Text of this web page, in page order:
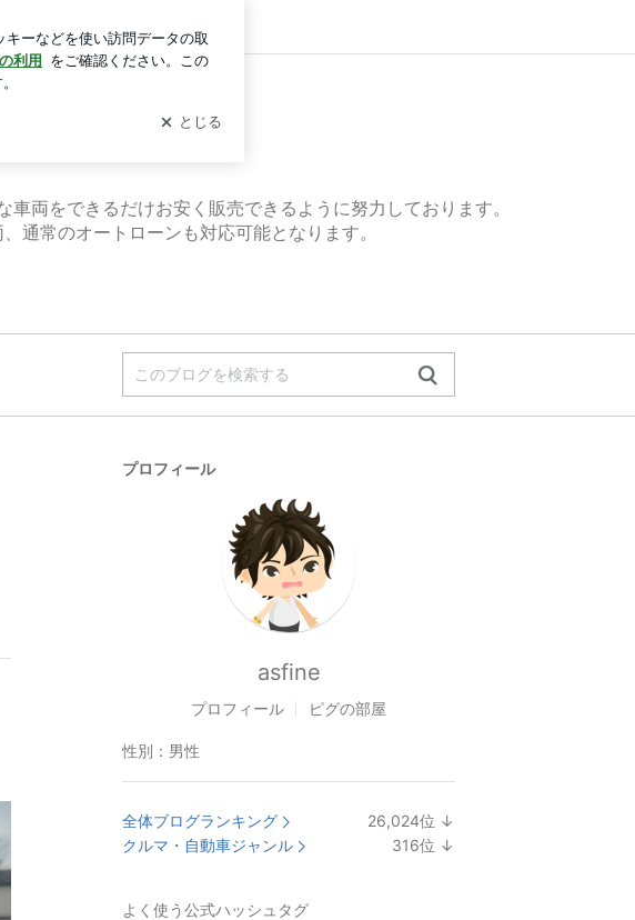
ログイン
両をできるだけお安く販売できるように努力しております。
通常のオートローンも対応可能となります。
プロフィール
asfine
プロフィール ピグの部屋
性別： 男性
全体ブログランキング 26,024位 ↓
クルマ・自動車ジャンル 316位 ↓
よく使う公式ハッシュタグ